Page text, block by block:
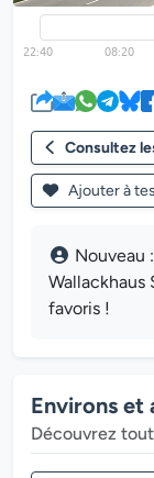
Consultez
Ajouter à
Nouveau
Wallackhaus
favoris !
Environs
Découvrez